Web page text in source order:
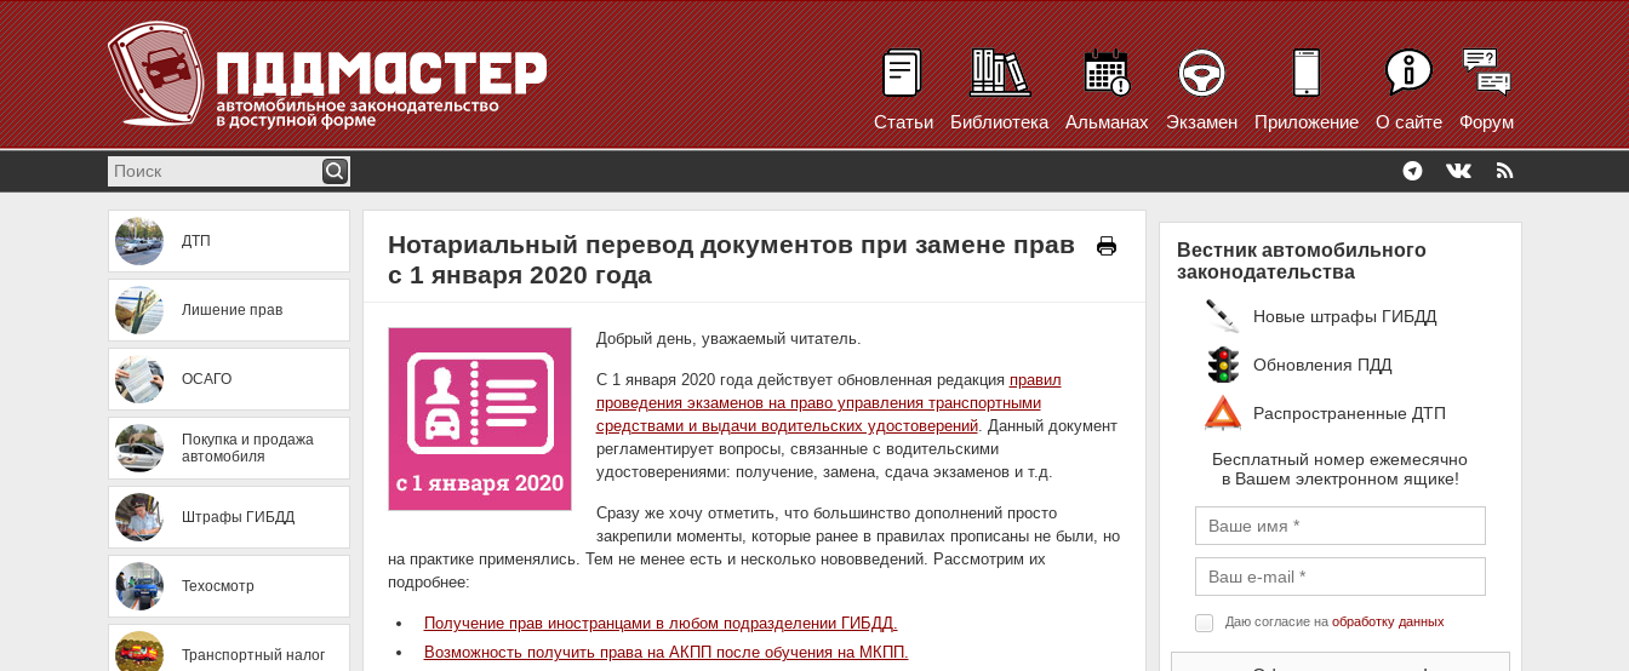
Статьи Библиотека Альманах Экзамен Приложение О сайте Форум
ДТП
Лишение прав
ОСАГО
Покупка и продажа
автомобиля
Штрафы ГИБДД
Техосмотр
Транспортный налог
Нотариальный перевод документов при замене прав
с 1 января 2020 года
Добрый день, уважаемый читатель.
С 1 января 2020 года действует обновленная редакция правил
проведения экзаменов на право управления транспортными
средствами и выдачи водительских удостоверений. Данный документ
регламентирует вопросы, связанные с водительскими
удостоверениями: получение, замена, сдача экзаменов и т.д.
Сразу же хочу отметить, что большинство дополнений просто
закрепили моменты, которые ранее в правилах прописаны не были, но
на практике применялись. Тем не менее есть и несколько нововведений. Рассмотрим их
подробнее:
Получение прав иностранцами в любом подразделении ГИБДД.
Возможность получить права на АКПП после обучения на МКПП.
Вестник автомобильного
законодательства
Новые штрафы ГИБДД
Обновления ПДД
Распространенные ДТП
Бесплатный номер ежемесячно
в Вашем электронном ящике!
Даю согласие на обработку данных